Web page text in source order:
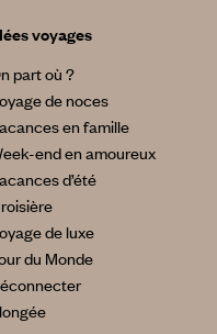
voyages
part où ?
de noces
en famille
end en amoureux
d’été
de luxe
du Monde